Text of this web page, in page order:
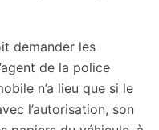
demander les
de la police
n’a lieu que si le
l’autorisation, son